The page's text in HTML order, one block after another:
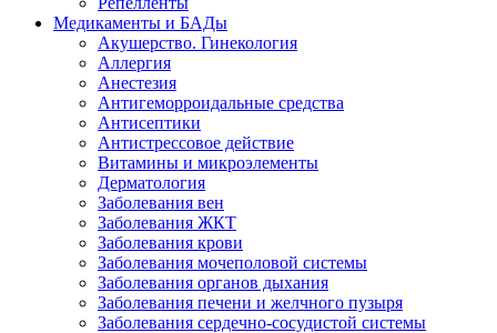
Медикаменты и БАДы
Акушерство. Гинекология
Аллергия
Анестезия
Антигеморроидальные средства
Антисептики
Антистрессовое действие
Витамины и микроэлементы
Дерматология
Заболевания вен
Заболевания ЖКТ
Заболевания крови
Заболевания мочеполовой системы
Заболевания органов дыхания
Заболевания печени и желчного пузыря
Заболевания сердечно-сосудистой системы